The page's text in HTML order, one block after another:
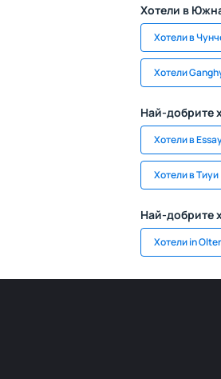
Хотели в
Хотели в
Хотели
Най-добрите
Хотели в
Хотели в Тиуи
Най-добрите
Хотели in